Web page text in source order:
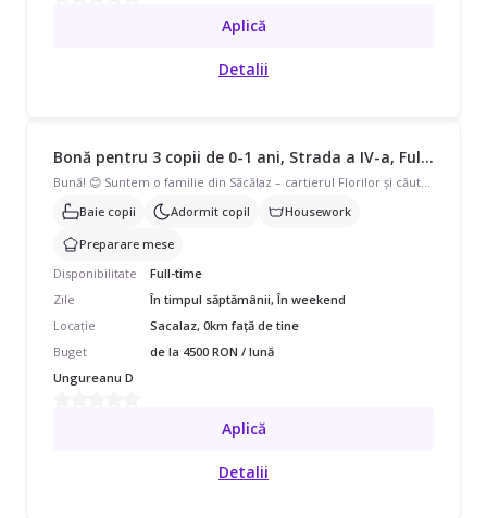
Aplică
Detalii
Bonă pentru 3 copii de 0-1 ani, Strada a IV-a, Full Time, începând cu 4500 lei/lună
Baie copii
Adormit copil
Housework
Preparare mese
Disponibilitate
Full-time
Zile
În timpul săptămânii, În weekend
Locație
Sacalaz, 0km față de tine
Buget
de la 4500 RON / lună
Ungureanu D
Aplică
Detalii